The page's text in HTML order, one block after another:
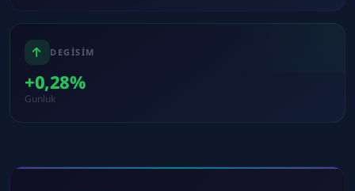
DEGISIM
+0,28%
Gunluk